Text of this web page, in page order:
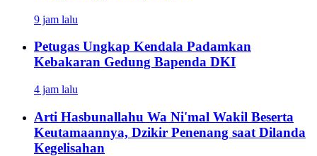
9 jam lalu
Petugas Ungkap Kendala Padamkan
Kebakaran Gedung Bapenda DKI
4 jam lalu
Arti Hasbunallahu Wa Ni'mal Wakil Beserta
Keutamaannya, Dzikir Penenang saat Dilanda
Kegelisahan